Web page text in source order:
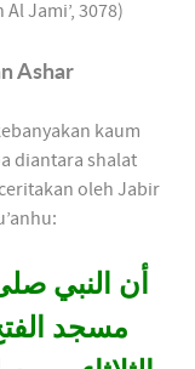
Jami’, 3078)
Ashar
kaum
diantara shalat
oleh Jabir
أن النبي
مسجد الفتح